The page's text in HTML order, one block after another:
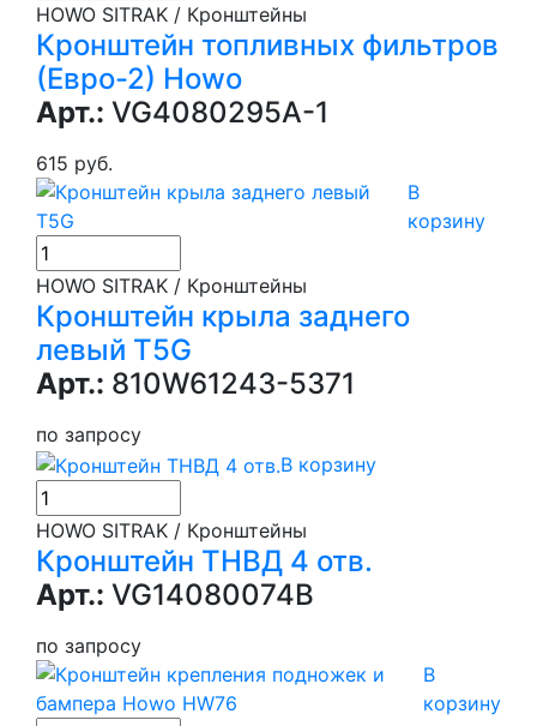
HOWO SITRAK / Кронштейны
Кронштейн топливных фильтров
(Евро-2) Howo
Арт.: VG4080295A-1
615 руб.
В
корзину
HOWO SITRAK / Кронштейны
Кронштейн крыла заднего
левый T5G
Арт.: 810W61243-5371
по запросу
В корзину
HOWO SITRAK / Кронштейны
Кронштейн ТНВД 4 отв.
Арт.: VG14080074B
по запросу
В
корзину